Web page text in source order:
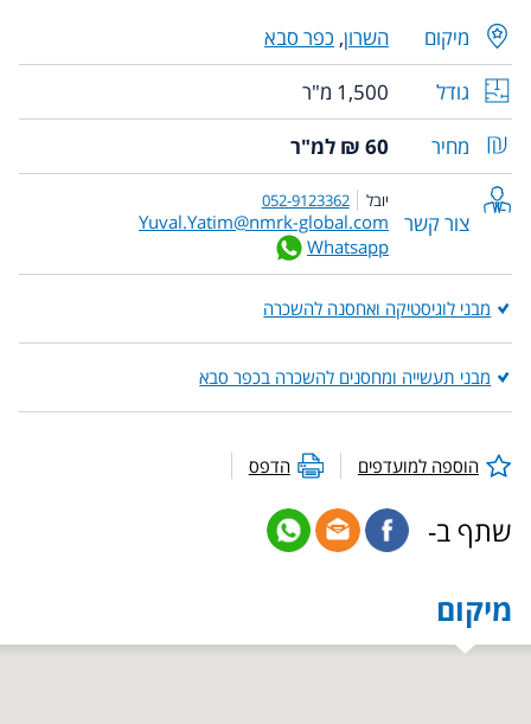
מיקום השרון, כפר סבא
גודל
1,500 מ"ר
מחיר
60 ₪ למ"ר
צור קשר
יובל 052-9123362
Yuval.Yatim@nmrk-global.com
Whatsapp
מבני לוגיסטיקה ואחסנה להשכרה
מבני תעשייה ומחסנים להשכרה בכפר סבא
הוספה למועדפים הדפס
שתף ב-
מיקום